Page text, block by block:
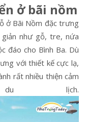
ở bãi nồm
ở Bãi Nồm đặc trưng
như gỗ, tre, nứa
đáo cho Bình Ba. Dù
với thiết kế cực lạ,
rất nhiều thiện cảm
lịch.